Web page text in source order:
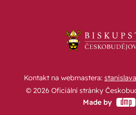
Kontakt na webmastera:
© 2026 Oficiální stránky
Made by